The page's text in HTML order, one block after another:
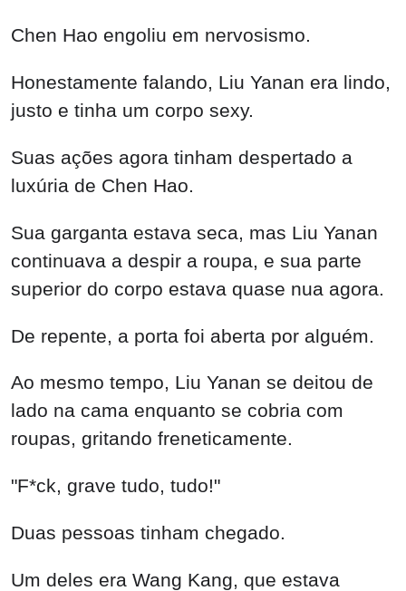
Chen Hao engoliu em nervosismo.
Honestamente falando, Liu Yanan era lindo,
justo e tinha um corpo sexy.
Suas ações agora tinham despertado a
luxúria de Chen Hao.
Sua garganta estava seca, mas Liu Yanan
continuava a despir a roupa, e sua parte
superior do corpo estava quase nua agora.
De repente, a porta foi aberta por alguém.
Ao mesmo tempo, Liu Yanan se deitou de
lado na cama enquanto se cobria com
roupas, gritando freneticamente.
"F*ck, grave tudo, tudo!"
Duas pessoas tinham chegado.
Um deles era Wang Kang, que estava